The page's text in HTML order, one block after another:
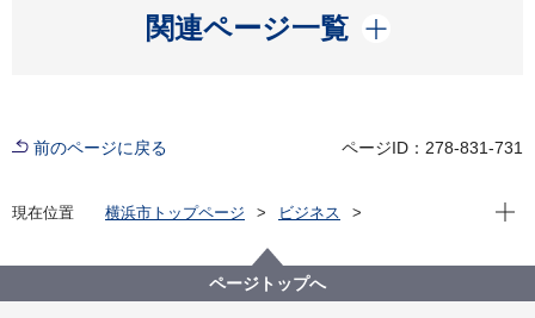
関連ページ一覧
開く
前のページに戻る ページID：278-831-731
現在位置 横浜市トップページ
ビジネス
港湾業務用語集－そ－
現在
ページトップへ